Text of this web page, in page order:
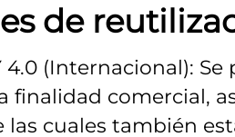
de
4.0 (Internacional):
finalidad comercial,
las cuales también